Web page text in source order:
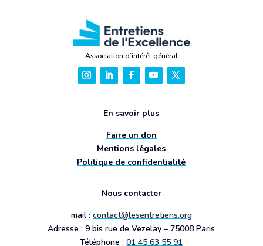
Association d’intérêt général
En savoir plus
Faire un don
Mentions légales
Politique de confidentialité
Nous contacter
mail : contact@lesentretiens.org
Adresse : 9 bis rue de Vezelay – 75008 Paris
Téléphone :01 45 63 55 91